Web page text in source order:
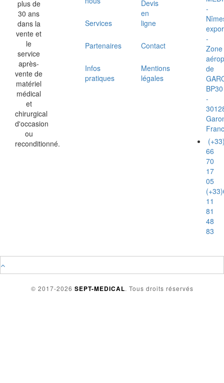
plus de
30 ans
dans la
vente et
le
service
après-
vente de
matériel
médical
et
chirurgical
d'occasion
ou
reconditionné.
Services
Partenaires
Infos
pratiques
Devis
en
ligne
Contact
Mentions
légales
-
-
Zone
de
BP30
-
66
70
17
05
11
81
48
83
© 2017-2026 SEPT-MEDICAL. Tous droits réservés